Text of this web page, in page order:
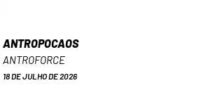
ANTROPOCAOS
ANTROFORCE
18 DE JULHO DE 2026